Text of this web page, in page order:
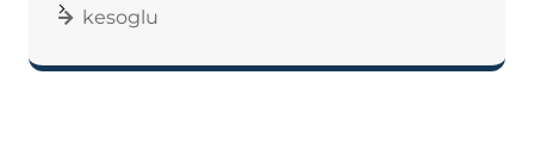
kesoglu